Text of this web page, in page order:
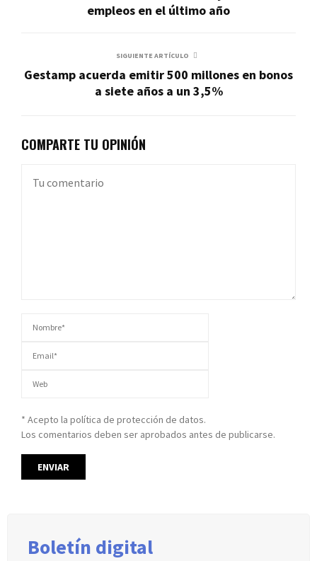
empleos en el último año
SIGUIENTE ARTÍCULO
Gestamp acuerda emitir 500 millones en bonos
a siete años a un 3,5%
COMPARTE TU OPINIÓN
* Acepto la política de protección de datos.
Los comentarios deben ser aprobados antes de publicarse.
Boletín digital